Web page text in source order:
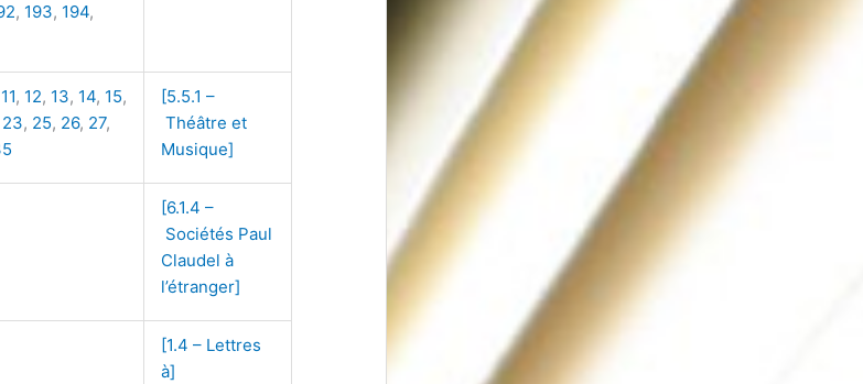
, 193, 194,
11, 12, 13, 14, 15,
23, 25, 26, 27,
[5.5.1 –
Théâtre et
Musique]
[6.1.4 –
Sociétés Paul
Claudel à
l’étranger]
[1.4 – Lettres
à]